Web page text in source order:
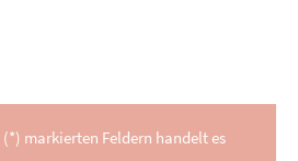
markierten Feldern handelt es